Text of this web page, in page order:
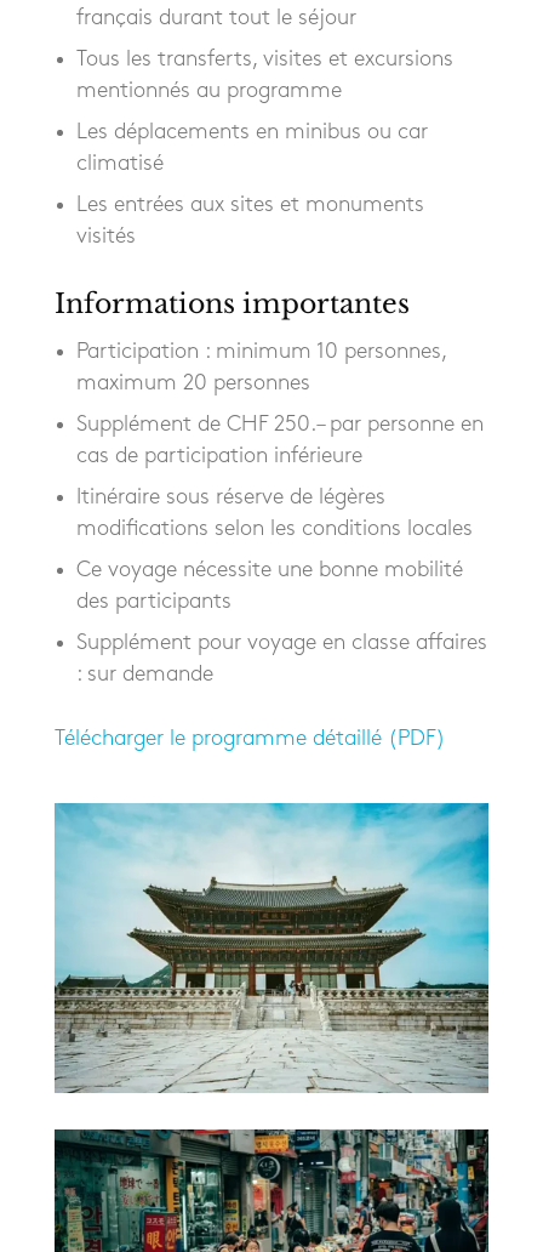
français durant tout le séjour
Tous les transferts, visites et excursions
mentionnés au programme
Les déplacements en minibus ou car
climatisé
Les entrées aux sites et monuments
visités
Informations importantes
Participation : minimum 10 personnes,
maximum 20 personnes
Supplément de CHF 250.– par personne en
cas de participation inférieure
Itinéraire sous réserve de légères
modifications selon les conditions locales
Ce voyage nécessite une bonne mobilité
des participants
Supplément pour voyage en classe affaires
: sur demande
Télécharger le programme détaillé (PDF)